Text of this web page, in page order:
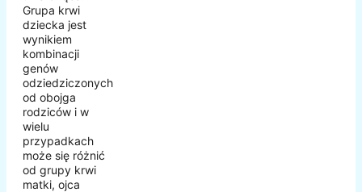
Grupa krwi
dziecka jest
wynikiem
kombinacji
genów
odziedziczonych
od obojga
rodziców i w
wielu
przypadkach
może się różnić
od grupy krwi
matki, ojca